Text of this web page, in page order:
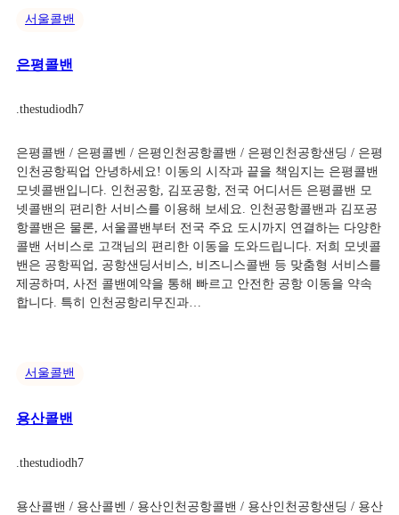
서울콜밴
은평콜밴
.thestudiodh7
은평콜밴 / 은평콜벤 / 은평인천공항콜밴 / 은평인천공항샌딩 / 은평
인천공항픽업 안녕하세요! 이동의 시작과 끝을 책임지는 은평콜밴
모넷콜밴입니다. 인천공항, 김포공항, 전국 어디서든 은평콜밴 모
넷콜밴의 편리한 서비스를 이용해 보세요. 인천공항콜밴과 김포공
항콜밴은 물론, 서울콜밴부터 전국 주요 도시까지 연결하는 다양한
콜밴 서비스로 고객님의 편리한 이동을 도와드립니다. 저희 모넷콜
밴은 공항픽업, 공항샌딩서비스, 비즈니스콜밴 등 맞춤형 서비스를
제공하며, 사전 콜밴예약을 통해 빠르고 안전한 공항 이동을 약속
합니다. 특히 인천공항리무진과…
서울콜밴
용산콜밴
.thestudiodh7
용산콜밴 / 용산콜벤 / 용산인천공항콜밴 / 용산인천공항샌딩 / 용산